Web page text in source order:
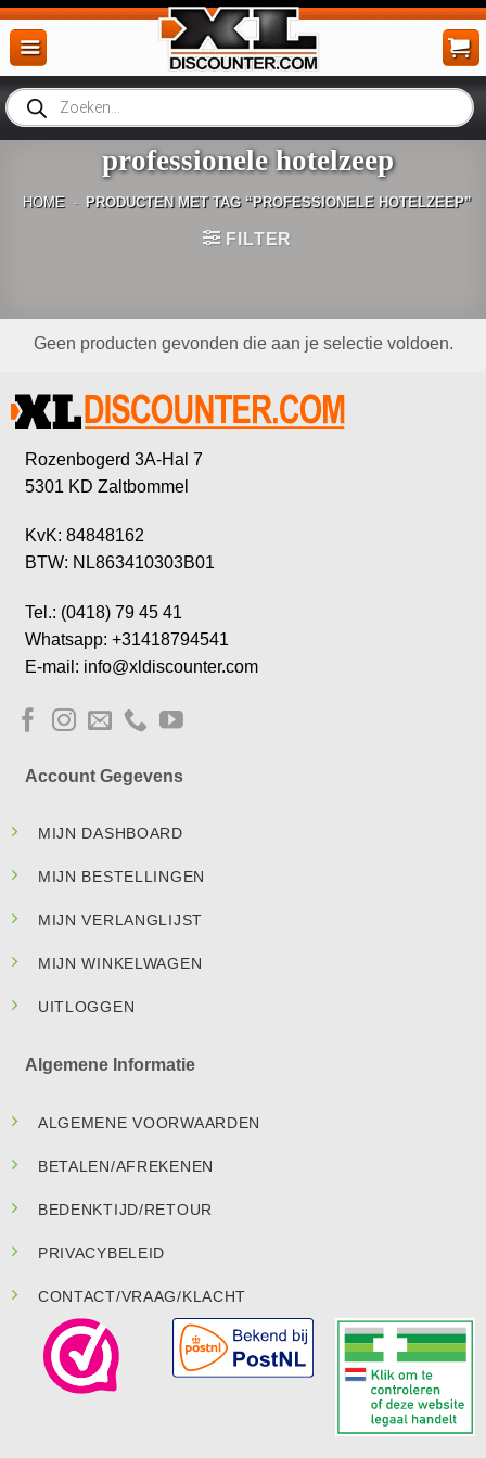
Ga
naar
inhoud
Producten
zoeken
professionele hotelzeep
HOME - PRODUCTEN MET TAG “PROFESSIONELE HOTELZEEP”
FILTER
Geen producten gevonden die aan je selectie voldoen.
Rozenbogerd 3A-Hal 7
5301 KD Zaltbommel
KvK: 84848162
BTW: NL863410303B01
Tel.: (0418) 79 45 41
Whatsapp: +31418794541
E-mail: info@xldiscounter.com
Account Gegevens
MIJN DASHBOARD
MIJN BESTELLINGEN
MIJN VERLANGLIJST
MIJN WINKELWAGEN
UITLOGGEN
Algemene Informatie
ALGEMENE VOORWAARDEN
BETALEN/AFREKENEN
BEDENKTIJD/RETOUR
PRIVACYBELEID
CONTACT/VRAAG/KLACHT